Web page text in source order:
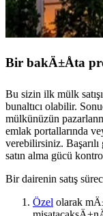
Bir bakÄ±Åta
Bu sizin ilk mülk
bunaltıcı olabilir.
mülkünüzün
emlak portallarında
verebilirsiniz.
satın alma gücü
Bir dairenin satış
Özel olarak